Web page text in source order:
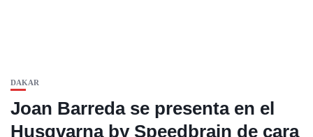
DAKAR
Joan Barreda se presenta en el
Husqvarna by Speedbrain de cara